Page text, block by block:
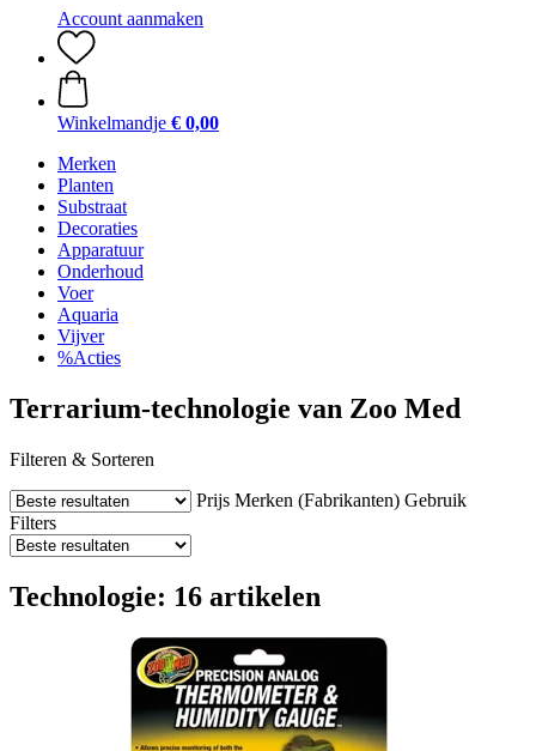
Account aanmaken
Winkelmandje € 0,00
Merken
Planten
Substraat
Decoraties
Apparatuur
Onderhoud
Voer
Aquaria
Vijver
%Acties
Terrarium-technologie van Zoo Med
Filteren & Sorteren
Prijs Merken (Fabrikanten) Gebruik
Filters
Technologie: 16 artikelen